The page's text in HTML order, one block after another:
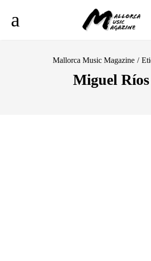
Mallorca Music Magazine /
Miguel Ríos